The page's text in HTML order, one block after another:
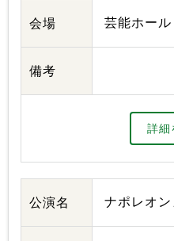
会場 芸能ホール
備考
詳細
公演名 ナポレオ